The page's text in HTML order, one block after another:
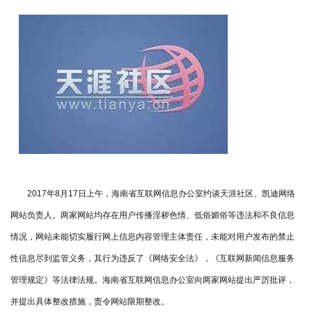
2017年8月17日上午，海南省互联网信息办公室约谈天涯社区、凯迪网络
网站负责人。两家网站均存在用户传播淫秽色情、低俗媚俗等违法和不良信息
情况，网站未能切实履行网上信息内容管理主体责任，未能对用户发布的禁止
性信息尽到监管义务，其行为违反了《网络安全法》，《互联网新闻信息服务
管理规定》等法律法规。海南省互联网信息办公室向两家网站提出严厉批评，
并提出具体整改措施，责令网站限期整改。